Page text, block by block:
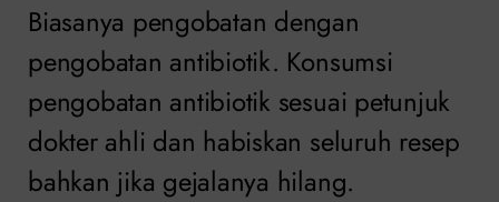
Biasanya pengobatan dengan
pengobatan antibiotik. Konsumsi
pengobatan antibiotik sesuai petunjuk
dokter ahli dan habiskan seluruh resep
bahkan jika gejalanya hilang.